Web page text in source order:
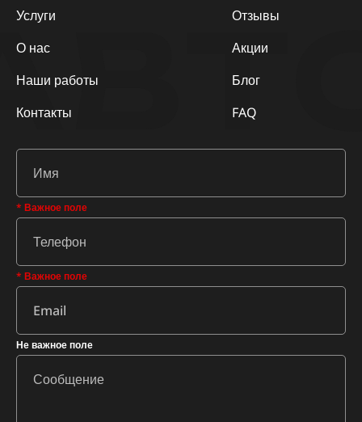
Услуги
О нас
Наши работы
Контакты
Отзывы
Акции
Блог
FAQ
* Важное поле
* Важное поле
Не важное поле